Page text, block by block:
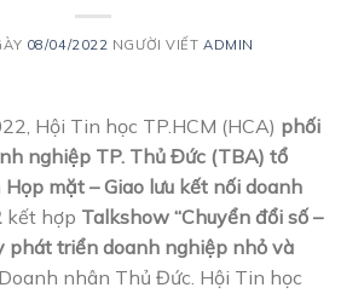
08/04/2022 NGƯỜI VIẾTADMIN
Hội Tin học TP.HCM (HCA) phối
nghiệp TP. Thủ Đức (TBA) tổ
Họp mặt – Giao lưu kết nối doanh
kết hợp Talkshow “Chuyển đổi số –
phát triển doanh nghiệp nhỏ và
nhân Thủ Đức. Hội Tin học